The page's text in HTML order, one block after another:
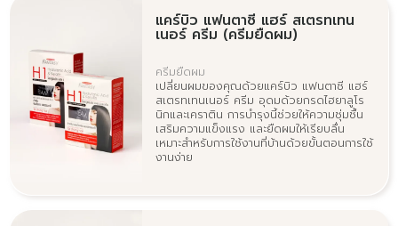
แคร์บิว แฟนตาซี แฮร์ สเตรทเทน
เนอร์ ครีม (ครีมยืดผม)
ครีมยืดผม
เปลี่ยนผมของคุณด้วยแคร์บิว แฟนตาซี แฮร์
สเตรทเทนเนอร์ ครีม อุดมด้วยกรดไฮยาลูโร
นิกและเคราติน การบำรุงนี้ช่วยให้ความชุ่มชื้น
เสริมความแข็งแรง และยืดผมให้เรียบลื่น
เหมาะสำหรับการใช้งานที่บ้านด้วยขั้นตอนการใช้
งานง่าย